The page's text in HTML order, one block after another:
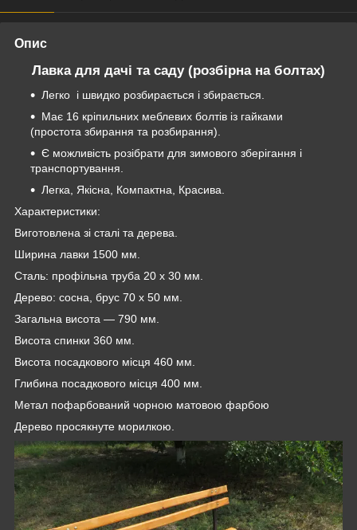
Опис
Лавка для дачі та саду (розбірна на болтах)
Легко і швидко розбирається і збирається.
Має 16 кріпильних меблевих болтів із гайками
(простота збирання та розбирання).
Є можливість розібрати для зимового зберігання і
транспортування.
Легка, Якісна, Компактна, Красива.
Характеристики:
Виготовлена зі сталі та дерева.
Ширина лавки 1500 мм.
Сталь: профільна труба 20 х 30 мм.
Дерево: сосна, брус 70 х 50 мм.
Загальна висота — 790 мм.
Висота спинки 360 мм.
Висота посадкового місця 460 мм.
Глибина посадкового місця 400 мм.
Метал пофарбований чорною матовою фарбою
Дерево просякнуте морилкою.